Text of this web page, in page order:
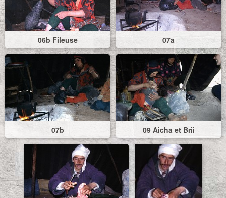
06b Fileuse 07a
07b 09 Aicha et Brii